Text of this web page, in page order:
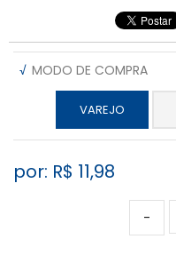
√ MODO DE COMPRA
VAREJO
por: R$ 11,98
-